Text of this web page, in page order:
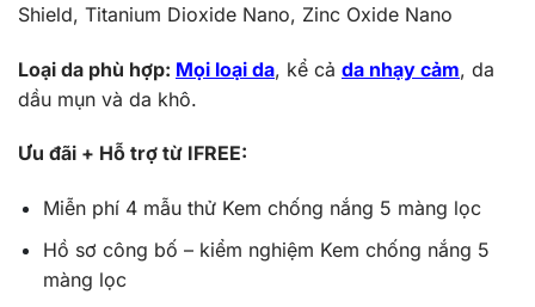
Shield, Titanium Dioxide Nano, Zinc Oxide Nano
Loại da phù hợp: Mọi loại da, kể cả da nhạy cảm, da
dầu mụn và da khô.
Ưu đãi + Hỗ trợ từ IFREE:
Miễn phí 4 mẫu thử Kem chống nắng 5 màng lọc
Hồ sơ công bố – kiểm nghiệm Kem chống nắng 5
màng lọc